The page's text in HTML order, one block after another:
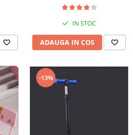
IN STOC
ADAUGA IN COS
-13%